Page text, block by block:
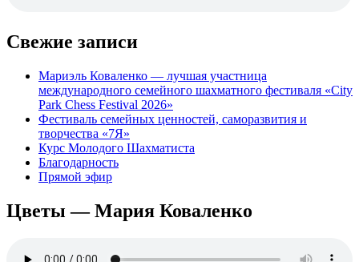
Свежие записи
Мариэль Коваленко — лучшая участница
международного семейного шахматного фестиваля «City
Park Chess Festival 2026»
Фестиваль семейных ценностей, саморазвития и
творчества «7Я»
Курс Молодого Шахматиста
Благодарность
Прямой эфир
Цветы — Мария Коваленко